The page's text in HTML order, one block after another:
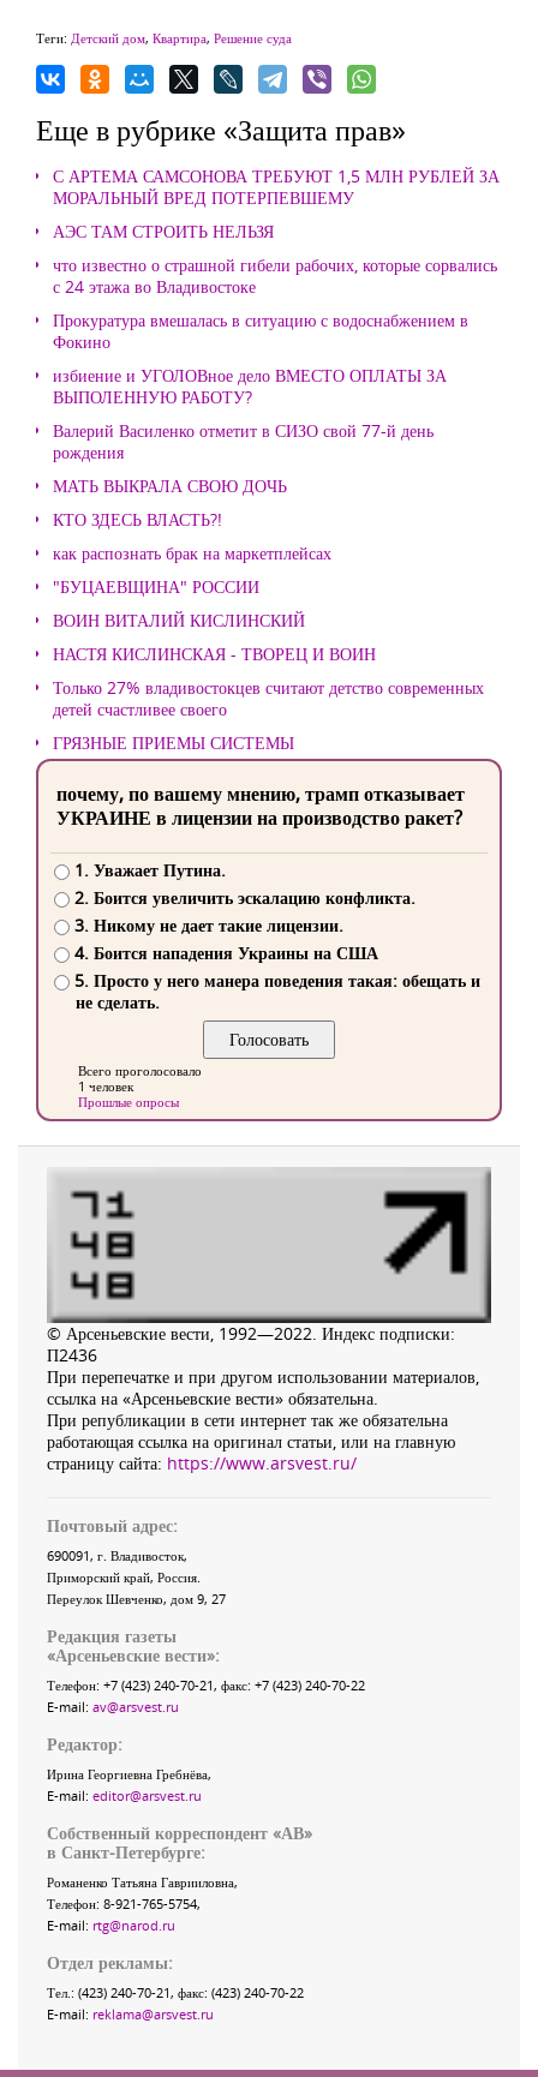
Теги: Детский дом, Квартира, Решение суда
Еще в рубрике «Защита прав»
С АРТЕМА САМСОНОВА ТРЕБУЮТ 1,5 МЛН РУБЛЕЙ ЗА
МОРАЛЬНЫЙ ВРЕД ПОТЕРПЕВШЕМУ
АЭС ТАМ СТРОИТЬ НЕЛЬЗЯ
что известно о страшной гибели рабочих, которые сорвались
с 24 этажа во Владивостоке
Прокуратура вмешалась в ситуацию с водоснабжением в
Фокино
избиение и УГОЛОВное дело ВМЕСТО ОПЛАТЫ ЗА
ВЫПОЛЕННУЮ РАБОТУ?
Валерий Василенко отметит в СИЗО свой 77-й день
рождения
МАТЬ ВЫКРАЛА СВОЮ ДОЧЬ
КТО ЗДЕСЬ ВЛАСТЬ?!
как распознать брак на маркетплейсах
"БУЦАЕВЩИНА" РОССИИ
ВОИН ВИТАЛИЙ КИСЛИНСКИЙ
НАСТЯ КИСЛИНСКАЯ - ТВОРЕЦ И ВОИН
Только 27% владивостокцев считают детство современных
детей счастливее своего
ГРЯЗНЫЕ ПРИЕМЫ СИСТЕМЫ
почему, по вашему мнению, трамп отказывает
УКРАИНЕ в лицензии на производство ракет?
1. Уважает Путина.
2. Боится увеличить эскалацию конфликта.
3. Никому не дает такие лицензии.
4. Боится нападения Украины на США
5. Просто у него манера поведения такая: обещать и
не сделать.
Всего проголосовало
1 человек
Прошлые опросы
© Арсеньевские вести, 1992—2022. Индекс подписки:
П2436
При перепечатке и при другом использовании материалов,
ссылка на «Арсеньевские вести» обязательна.
При републикации в сети интернет так же обязательна
работающая ссылка на оригинал статьи, или на главную
страницу сайта: https://www.arsvest.ru/
Почтовый адрес:
690091, г. Владивосток,
Приморский край, Россия.
Переулок Шевченко, дом 9, 27
Редакция газеты
«Арсеньевские вести»:
Телефон: +7 (423) 240-70-21, факс: +7 (423) 240-70-22
E-mail: av@arsvest.ru
Редактор:
Ирина Георгиевна Гребнёва,
E-mail: editor@arsvest.ru
Собственный корреспондент «АВ»
в Санкт-Петербурге:
Романенко Татьяна Гаврииловна,
Телефон: 8-921-765-5754,
E-mail: rtg@narod.ru
Отдел рекламы:
Тел.: (423) 240-70-21, факс: (423) 240-70-22
E-mail: reklama@arsvest.ru